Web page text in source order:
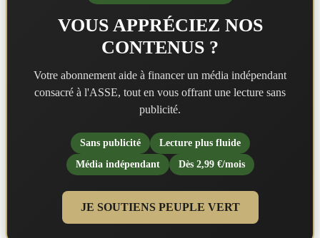
VOUS APPRÉCIEZ NOS
CONTENUS ?
Votre abonnement aide à financer un média indépendant
consacré à l'ASSE, tout en vous offrant une lecture sans
publicité.
Sans publicité
Lecture plus fluide
Média indépendant
Dès 2,99 €/mois
JE SOUTIENS PEUPLE VERT